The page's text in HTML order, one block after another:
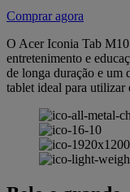
Comprar agora
O Acer Iconia Tab
entretenimento e
de longa duração e um
tablet ideal para utilizar